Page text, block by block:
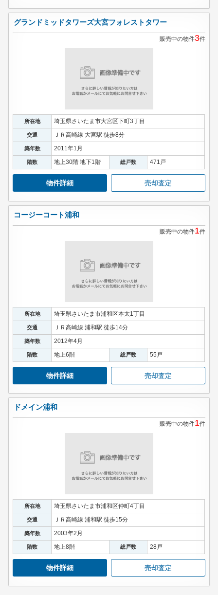
グランドミッドタワーズ大宮フォレストタワー
販売中の物件3件
所在地 埼玉県さいたま市大宮区下町3丁目
交通 ＪＲ高崎線 大宮駅 徒歩8分
築年数 2011年1月
階数 地上30階 地下1階 総戸数 471戸
物件詳細 売却査定
コージーコート浦和
販売中の物件1件
所在地 埼玉県さいたま市浦和区本太1丁目
交通 ＪＲ高崎線 浦和駅 徒歩14分
築年数 2012年4月
階数 地上6階 総戸数 55戸
物件詳細 売却査定
ドメイン浦和
販売中の物件1件
所在地 埼玉県さいたま市浦和区仲町4丁目
交通 ＪＲ高崎線 浦和駅 徒歩15分
築年数 2003年2月
階数 地上8階 総戸数 28戸
物件詳細 売却査定